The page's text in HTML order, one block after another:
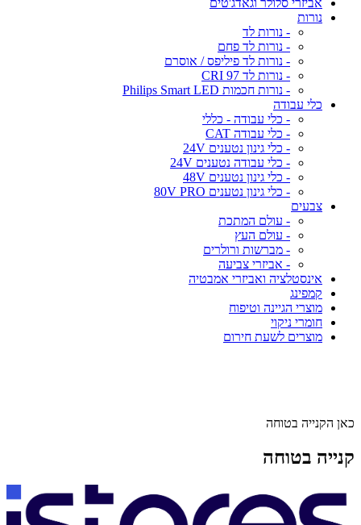
אביזרי סלולר וגאדג'טים
נורות
- נורות לד
- נורות לד פחם
- נורות לד פיליפס / אוסרם
- נורות לד CRI 97
- נורות חכמות Philips Smart LED
כלי עבודה
- כלי עבודה - כללי
- כלי עבודה CAT
- כלי גינון נטענים 24V
- כלי עבודה נטענים 24V
- כלי גינון נטענים 48V
- כלי גינון נטענים 80V PRO
צבעים
- עולם המתכת
- עולם העץ
- מברשות ורולרים
- אביזרי צביעה
אינסטלציה ואביזרי אמבטיה
קמפינג
מוצרי הגיינה וטיפוח
חומרי ניקוי
מוצרים לשעת חירום
כאן הקנייה בטוחה
קנייה בטוחה